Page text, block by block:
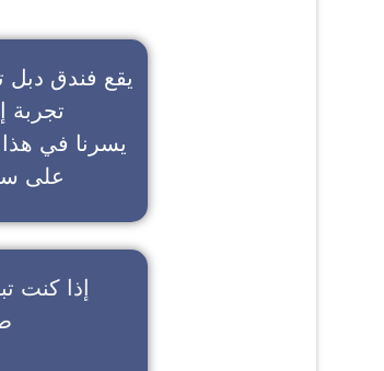
يقع فندق دبل
تجربة
يسرنا في هذا
على
إذا كنت